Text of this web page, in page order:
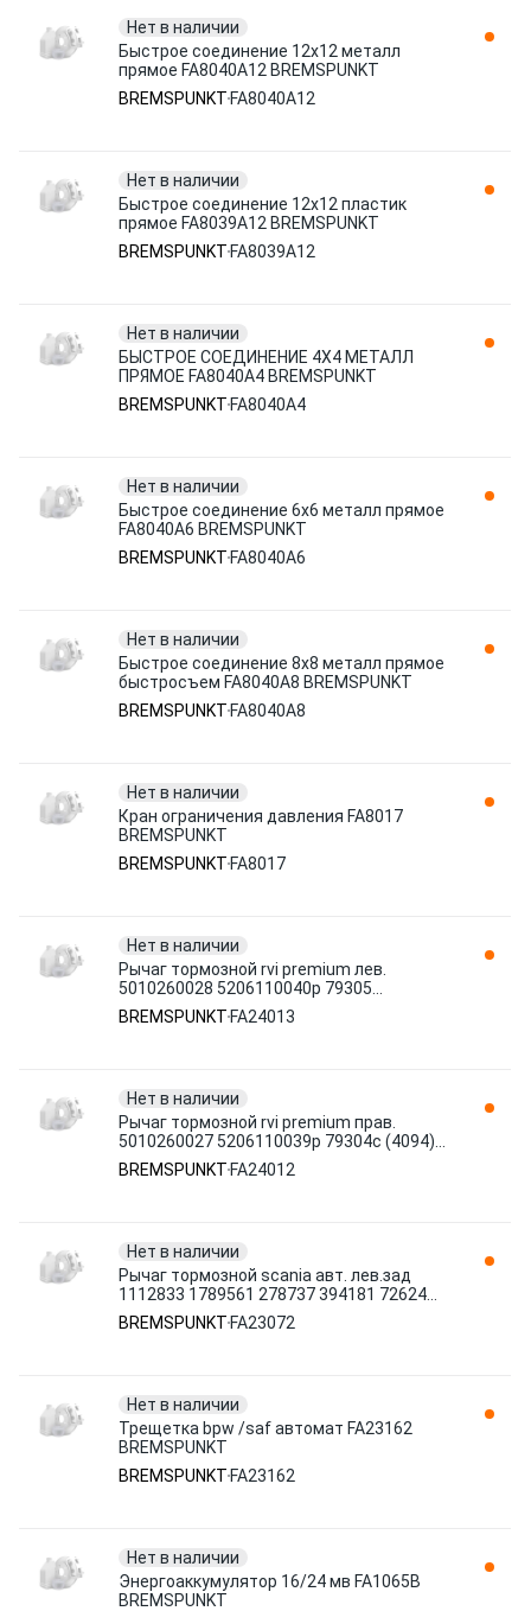
Нет в наличии
Быстрое соединение 12х12 металл
прямое FA8040A12 BREMSPUNKT
BREMSPUNKT FA8040A12
Нет в наличии
Быстрое соединение 12х12 пластик
прямое FA8039A12 BREMSPUNKT
BREMSPUNKT FA8039A12
Нет в наличии
БЫСТРОЕ СОЕДИНЕНИЕ 4Х4 МЕТАЛЛ
ПРЯМОЕ FA8040A4 BREMSPUNKT
BREMSPUNKT FA8040A4
Нет в наличии
Быстрое соединение 6х6 металл прямое
FA8040A6 BREMSPUNKT
BREMSPUNKT FA8040A6
Нет в наличии
Быстрое соединение 8х8 металл прямое
быстросъем FA8040A8 BREMSPUNKT
BREMSPUNKT FA8040A8
Нет в наличии
Кран ограничения давления FA8017
BREMSPUNKT
BREMSPUNKT FA8017
Нет в наличии
Рычаг тормозной rvi premium лев.
5010260028 5206110040p 79305
ays221200 79305c 4w3490 bk221200 sab.9
FA24013 BREMSPUNKT
BREMSPUNKT FA24013
Нет в наличии
Рычаг тормозной rvi premium прав.
5010260027 5206110039p 79304c (4094)
ays221100 72997c 79304c kb348 FA24012
BREMSPUNKT
BREMSPUNKT FA24012
Нет в наличии
Рычаг тормозной scania авт. лев.зад
1112833 1789561 278737 394181 72624
230300 118627 0135049 136262 FA23072
BREMSPUNKT
BREMSPUNKT FA23072
Нет в наличии
Трещетка bpw /saf автомат FA23162
BREMSPUNKT
BREMSPUNKT FA23162
Нет в наличии
Энергоаккумулятор 16/24 мв FA1065B
BREMSPUNKT